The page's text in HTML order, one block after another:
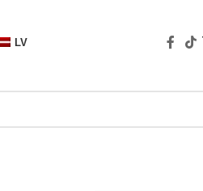
LV